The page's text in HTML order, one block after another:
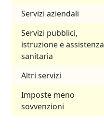
Servizi aziendali
Servizi pubblici,
istruzione e assistenza
sanitaria
Altri servizi
Imposte meno
sovvenzioni